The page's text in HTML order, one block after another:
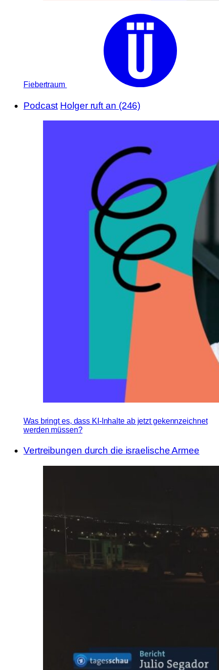
Fiebertraum
Podcast Holger ruft an (246)
Was bringt es, dass KI-Inhalte ab jetzt gekennzeichnet
werden müssen?
Vertreibungen durch die israelische Armee